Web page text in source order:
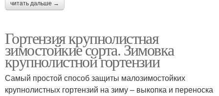
читать дальше →
Гортензия крупнолистная
зимостойкие сорта. Зимовка
крупнолистной гортензии
Самый простой способ защиты малозимостойких
крупнолистных гортензий на зиму – выкопка и переноска